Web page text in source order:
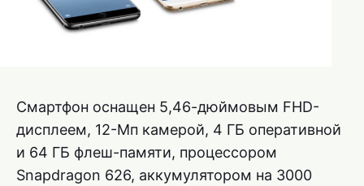
Смартфон оснащен 5,46-дюймовым FHD-
дисплеем, 12-Мп камерой, 4 ГБ оперативной
и 64 ГБ флеш-памяти, процессором
Snapdragon 626, аккумулятором на 3000